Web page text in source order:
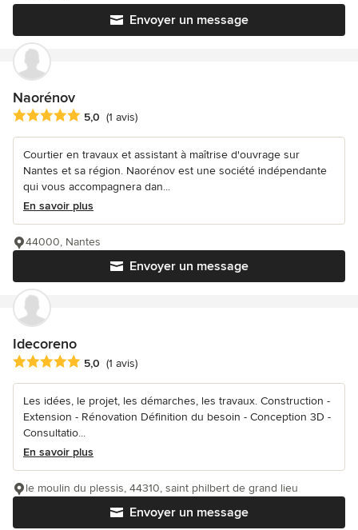
Envoyer un message
Naorénov
Note moyenne : 5 étoiles sur 5
5,0 (1 avis)
Courtier en travaux et assistant à maîtrise d'ouvrage sur
Nantes et sa région. Naorénov est une société indépendante
qui vous accompagnera dan...
En savoir plus
Envoyer un message
44000, Nantes
Idecoreno
Note moyenne : 5 étoiles sur 5
5,0 (1 avis)
Les idées, le projet, les démarches, les travaux. Construction -
Extension - Rénovation Définition du besoin - Conception 3D -
Consultatio...
En savoir plus
Envoyer un message
le moulin du plessis, 44310, saint philbert de grand lieu